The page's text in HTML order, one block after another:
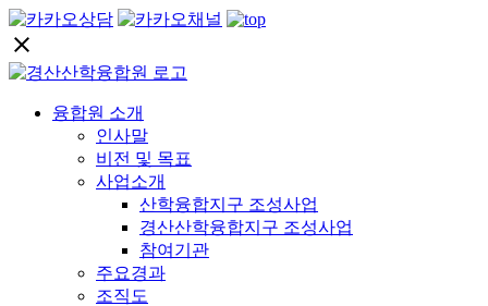
close
융합원 소개
인사말
비전 및 목표
사업소개
산학융합지구 조성사업
경산산학융합지구 조성사업
참여기관
주요경과
조직도